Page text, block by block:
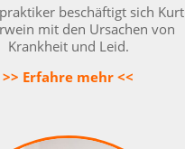
beschäftigt sich Kurt
mit den Ursachen von
Krankheit und Leid.
>> Erfahre mehr <<